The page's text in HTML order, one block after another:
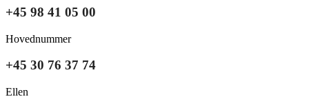
+45 98 41 05 00
Hovednummer
+45 30 76 37 74
Ellen